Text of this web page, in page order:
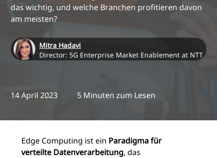
das wichtig, und welche Branchen profitieren davon
am meisten?
Mitra Hadavi
Director: 5G Enterprise Market Enablement at NTT
14 April 2023 5 Minuten zum Lesen
Edge Computing ist ein Paradigma für
verteilte Datenverarbeitung, das